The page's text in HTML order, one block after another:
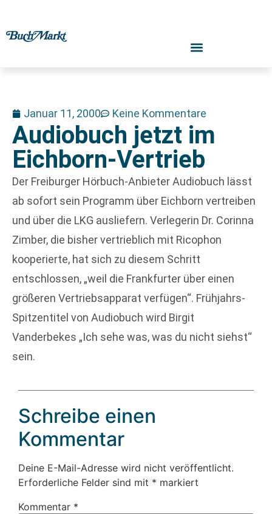
Januar 11, 2000 Keine Kommentare
Audiobuch jetzt im
Eichborn-Vertrieb
Der Freiburger Hörbuch-Anbieter Audiobuch lässt
ab sofort sein Programm über Eichborn vertreiben
und über die LKG ausliefern. Verlegerin Dr. Corinna
Zimber, die bisher vertrieblich mit Ricophon
kooperierte, hat sich zu diesem Schritt
entschlossen, „weil die Frankfurter über einen
größeren Vertriebsapparat verfügen“. Frühjahrs-
Spitzentitel von Audiobuch wird Birgit
Vanderbekes „Ich sehe was, was du nicht siehst“
sein.
Schreibe einen
Kommentar
Deine E-Mail-Adresse wird nicht veröffentlicht.
Erforderliche Felder sind mit * markiert
Kommentar *